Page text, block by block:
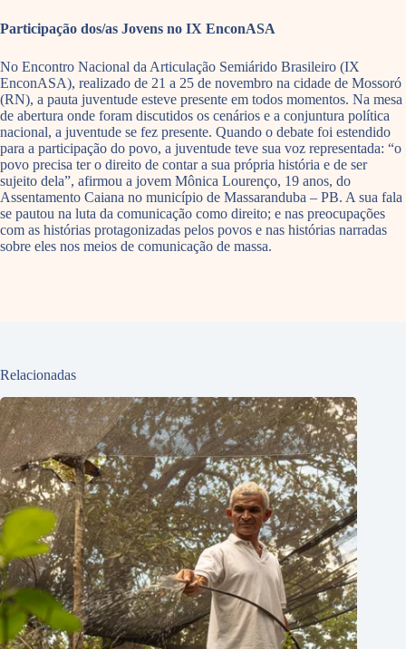
Participação dos/as Jovens no IX EnconASA
No Encontro Nacional da Articulação Semiárido Brasileiro (IX
EnconASA), realizado de 21 a 25 de novembro na cidade de Mossoró
(RN), a pauta juventude esteve presente em todos momentos. Na mesa
de abertura onde foram discutidos os cenários e a conjuntura política
nacional, a juventude se fez presente. Quando o debate foi estendido
para a participação do povo, a juventude teve sua voz representada: “o
povo precisa ter o direito de contar a sua própria história e de ser
sujeito dela”, afirmou a jovem Mônica Lourenço, 19 anos, do
Assentamento Caiana no município de Massaranduba – PB. A sua fala
se pautou na luta da comunicação como direito; e nas preocupações
com as histórias protagonizadas pelos povos e nas histórias narradas
sobre eles nos meios de comunicação de massa.
Relacionadas